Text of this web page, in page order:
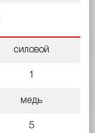
силовой
1
медь
5